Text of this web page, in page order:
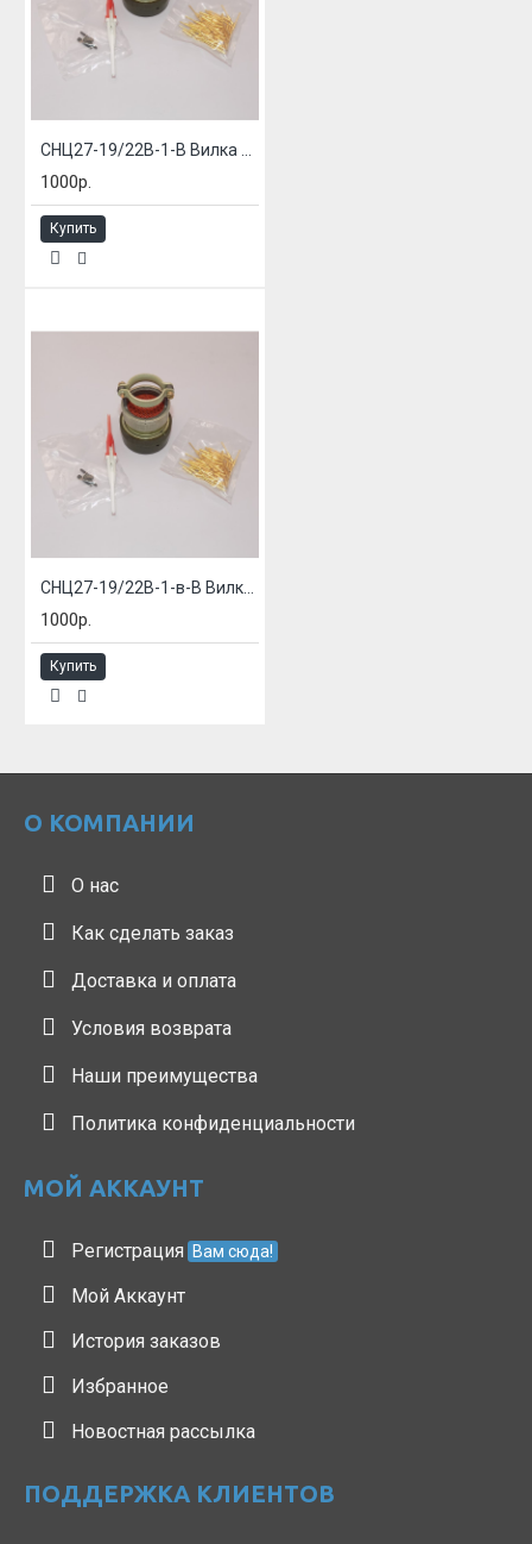
СНЦ27-19/22В-1-В Вилка блочная
1000р.
Купить
СНЦ27-19/22В-1-в-В Вилка блочная
1000р.
Купить
О КОМПАНИИ
О нас
Как сделать заказ
Доставка и оплата
Условия возврата
Наши преимущества
Политика конфиденциальности
МОЙ АККАУНТ
Регистрация Вам сюда!
Мой Аккаунт
История заказов
Избранное
Новостная рассылка
ПОДДЕРЖКА КЛИЕНТОВ